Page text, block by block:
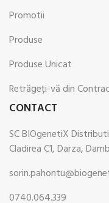
Promotii
Produse
Produse Unicat
Retrăgeți-vă din
CONTACT
SC BIOgenetiX
Cladirea C1, Darza,
0740.064.339